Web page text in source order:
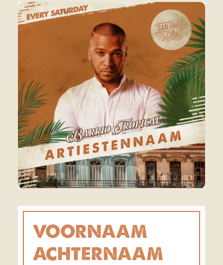
VOORNAAM
ACHTERNAAM